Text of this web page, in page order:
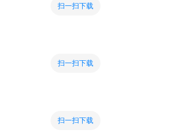
扫一扫下载
扫一扫下载
扫一扫下载